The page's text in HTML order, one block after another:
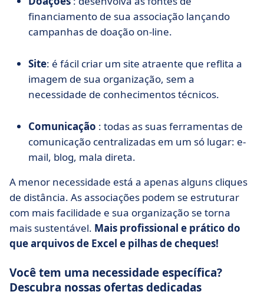
financiamento de sua associação lançando
campanhas de doação on-line.
Site: é fácil criar um site atraente que reflita a
imagem de sua organização, sem a
necessidade de conhecimentos técnicos.
Comunicação : todas as suas ferramentas de
comunicação centralizadas em um só lugar: e-
mail, blog, mala direta.
A menor necessidade está a apenas alguns cliques
de distância. As associações podem se estruturar
com mais facilidade e sua organização se torna
mais sustentável. Mais profissional e prático do
que arquivos de Excel e pilhas de cheques!
Você tem uma necessidade específica?
Descubra nossas ofertas dedicadas